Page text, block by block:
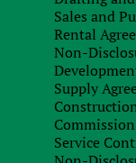
Sales and
Rental
Non-
Supply
Service
лица:
должны
банк.
то